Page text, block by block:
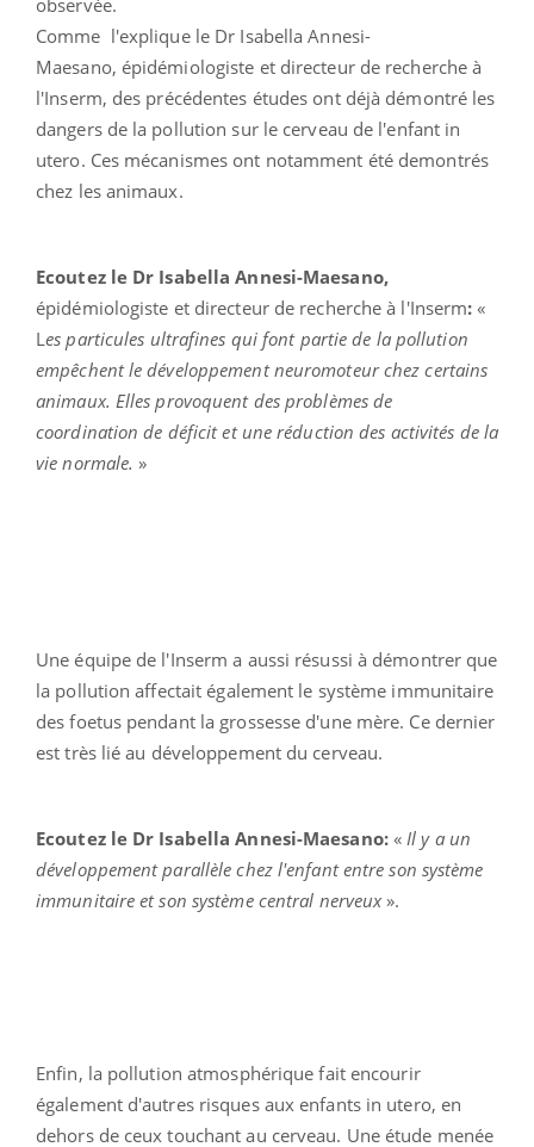
Comme l'explique le Dr Isabella Annesi-
Maesano, épidémiologiste et directeur de recherche à
l'Inserm, des précédentes études ont déjà démontré les
dangers de la pollution sur le cerveau de l'enfant in
utero. Ces mécanismes ont notamment été demontrés
chez les animaux.
Ecoutez le Dr Isabella Annesi-Maesano,
épidémiologiste et directeur de recherche à l'Inserm: «
Les particules ultrafines qui font partie de la pollution
empêchent le développement neuromoteur chez certains
animaux. Elles provoquent des problèmes de
coordination de déficit et une réduction des activités de la
vie normale. »
Une équipe de l'Inserm a aussi résussi à démontrer que
la pollution affectait également le système immunitaire
des foetus pendant la grossesse d'une mère. Ce dernier
est très lié au développement du cerveau.
Ecoutez le Dr Isabella Annesi-Maesano: « Il y a un
développement parallèle chez l'enfant entre son système
immunitaire et son système central nerveux».
Enfin, la pollution atmosphérique fait encourir
également d'autres risques aux enfants in utero, en
dehors de ceux touchant au cerveau. Une étude menée